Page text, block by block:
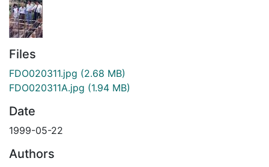
Files
FDO020311.jpg (2.68 MB)
FDO020311A.jpg (1.94 MB)
Date
1999-05-22
Authors